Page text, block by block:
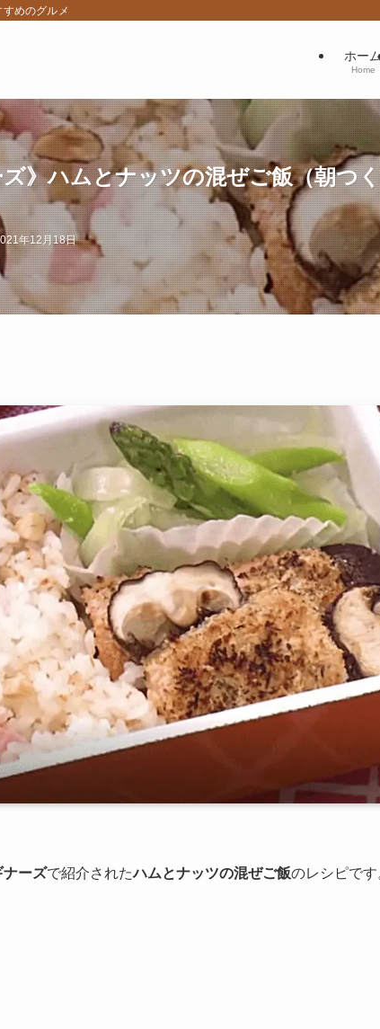
めのグルメ
ホー
Home
》ハムとナッツの混ぜご飯（朝つ
年12月18日
ナーズで紹介されたハムとナッツの混ぜご飯のレシピです